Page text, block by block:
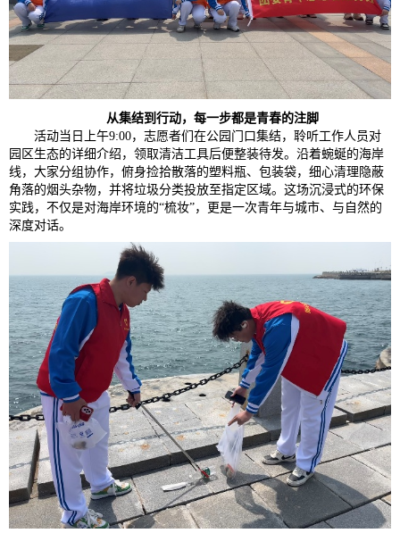
从集结到行动，每一步都是青春的注脚
活动当日上午9:00，志愿者们在公园门口集结，聆听工作人员对
园区生态的详细介绍，领取清洁工具后便整装待发。沿着蜿蜒的海岸
线，大家分组协作，俯身捡拾散落的塑料瓶、包装袋，细心清理隐蔽
角落的烟头杂物，并将垃圾分类投放至指定区域。这场沉浸式的环保
实践，不仅是对海岸环境的“梳妆”，更是一次青年与城市、与自然的
深度对话。